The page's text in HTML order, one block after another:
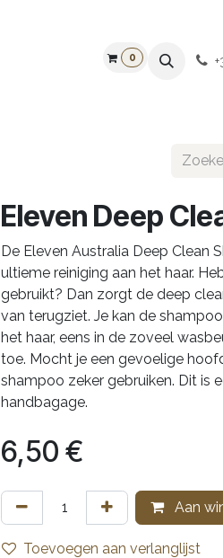
Cadeaubon 0
Eleven Deep
De Eleven Australia Deep Clean
ultieme reiniging aan het haar.
gebruikt? Dan zorgt de deep
van terugziet. Je kan de
het haar, eens in de zoveel
toe. Mocht je een gevoelige
shampoo zeker gebruiken. Dit is
handbagage.
6,50 €
Aan
Toevoegen aan verlanglijst